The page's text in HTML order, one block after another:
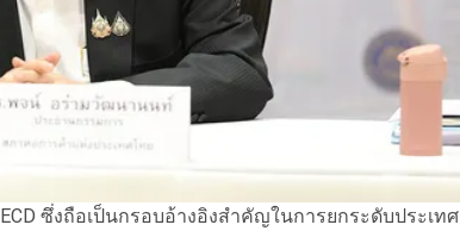
ซึ่งถือเป็นกรอบอ้างอิงสำคัญในการยกระดับประเทศ